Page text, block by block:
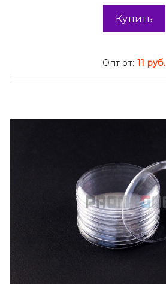
Купить
Опт от: 11 руб.